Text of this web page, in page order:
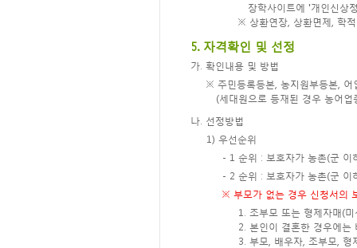
장학사이트에 '개인신상
※ 상환연장, 상환면제, 학적
5. 자격확인 및 선정
가. 확인내용 및 방법
※ 주민등록등본, 농지원부등본,
(세대원으로 등재된 경우 농어업
나. 선정방법
1) 우선순위
- 1 순위 : 보호자가 농촌(군 이
- 2 순위 : 보호자가 농촌(군 이
※ 부모가 없는 경우 신청서의
1. 조부모 또는 형제자매(
2. 본인이 결혼한 경우에는
3. 부모, 배우자, 조부모,